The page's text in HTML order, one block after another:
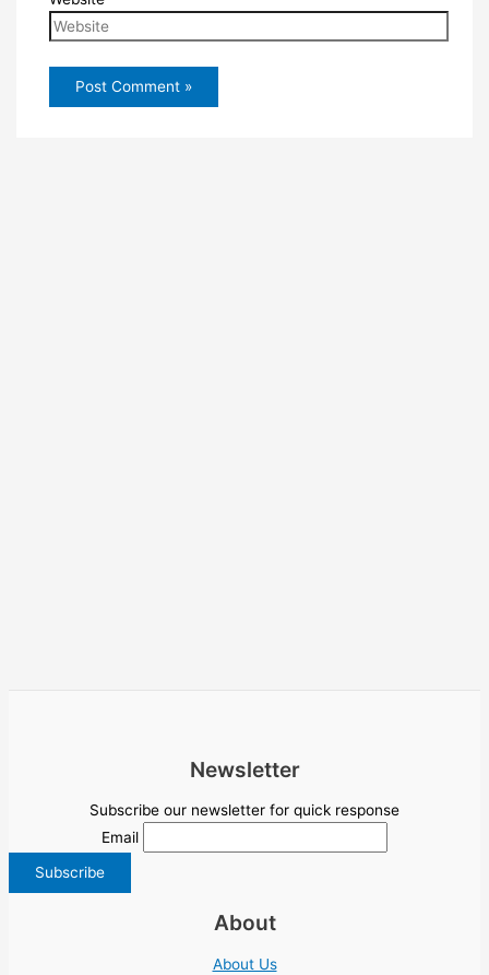
Newsletter
Subscribe our newsletter for quick response
Email
About
About Us